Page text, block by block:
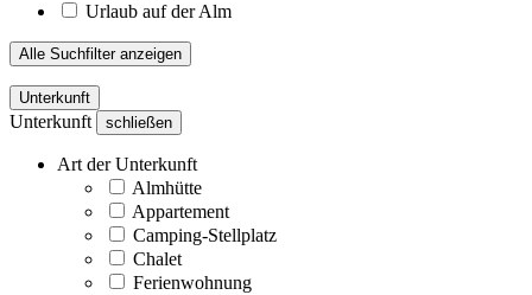
Urlaub auf der Alm
Alle Suchfilter anzeigen
Unterkunft
Unterkunft schließen
Art der Unterkunft
Almhütte
Appartement
Camping-Stellplatz
Chalet
Ferienwohnung